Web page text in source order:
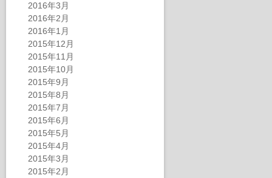
2016年3月
2016年2月
2016年1月
2015年12月
2015年11月
2015年10月
2015年9月
2015年8月
2015年7月
2015年6月
2015年5月
2015年4月
2015年3月
2015年2月